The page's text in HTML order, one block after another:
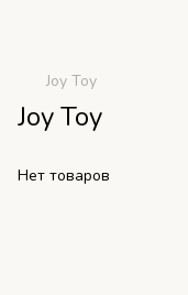
Joy Toy
Joy Toy
Нет товаров